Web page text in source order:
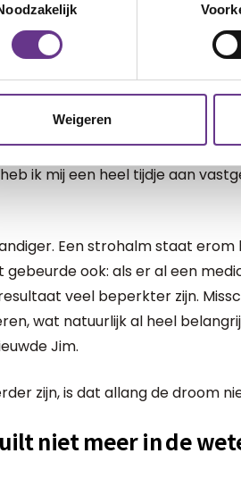
Weigeren
zoals wel
fragiele X-vereniging en lazen
Misschien, heel misschien kon
zorgen. Ja, zelfs het totale
ik mij een heel tijdje aan
Een strohalm staat erom
gebeurde ook: als er al een
veel beperkter zijn.
wat natuurlijk al heel
Jim.
zijn, is dat allang de droom
niet meer in de